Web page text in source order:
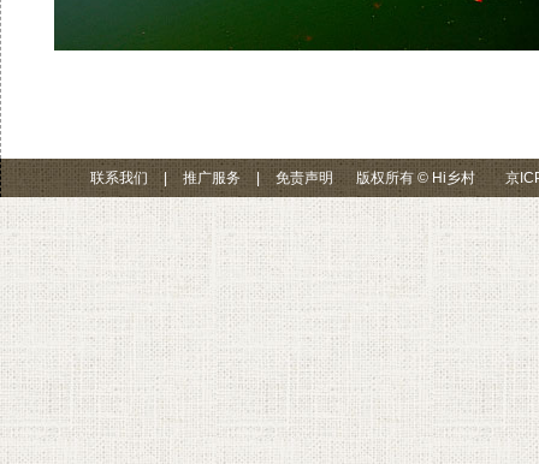
联系我们 | 推广服务 | 免责声明 版权所有 © Hi乡村 京